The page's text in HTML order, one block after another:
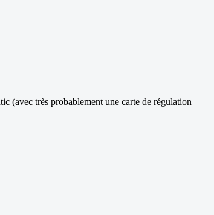
(avec très probablement une carte de régulation